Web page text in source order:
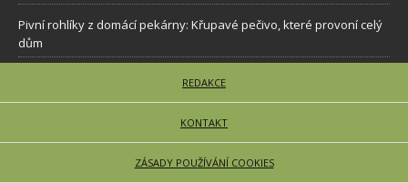
Pivní rohlíky z domácí pekárny: Křupavé pečivo, které provoní celý
dům
REDAKCE
KONTAKT
ZÁSADY POUŽÍVÁNÍ COOKIES